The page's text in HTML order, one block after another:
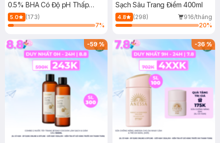
0.5% BHA Có Độ pH Thấp
150ml
5.0
(173)
7%
Sạch Sâu Trang Điểm 400ml
4.8 (298)
916/tháng
20%
-59% -36%